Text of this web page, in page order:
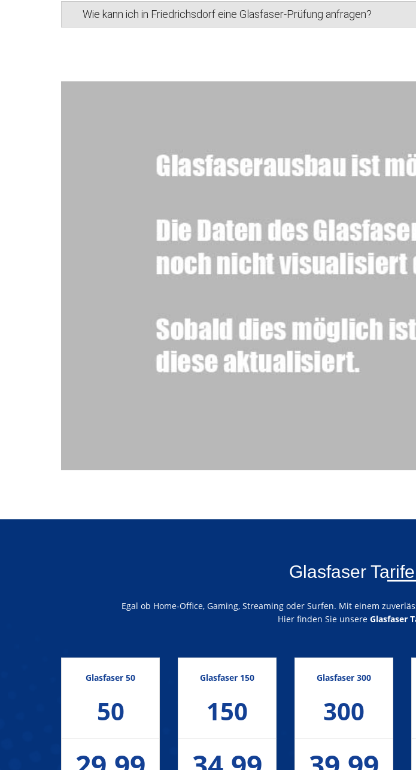
Wie kann ich in Friedrichsdorf eine Glasfaser-Prüfung anfragen?
Glasfaser
Egal ob Home-Office, Gaming, Streaming oder Surfen. Mit einem
Hier finden Sie unsere Glasfaser
Glasfaser 50
50
Glasfaser 150
150
Glasfaser 300
300